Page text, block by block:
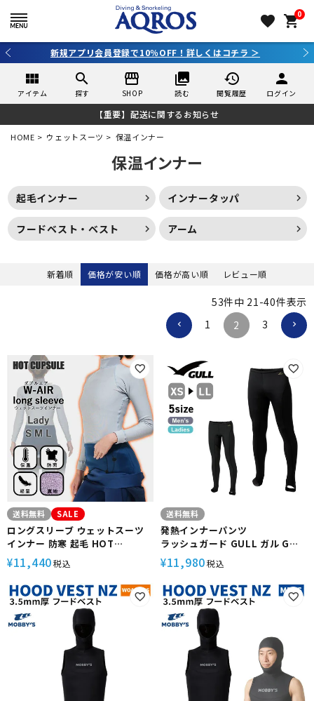
favorite 0
shopping_cart
3,980円（税込）以上のご購入で送料無料！
view_module
アイテム
search
探す
storefront
SHOP
collections
読む
history
閲覧履歴
person
ログイン
【重要】配送に関するお知らせ
HOME ウェットスーツ 保温インナー
保温インナー
起毛インナー インナータッパ
フードベスト・ベスト アーム
新着順 価格が安い順 価格が高い順 レビュー順
53件中 21-40件表示
1
2 3
送料無料 SALE
ロングスリーブ ウェットスーツ
インナー 防寒 起毛 HOT
CAPSULE ホットカプセル ダブ
ルエアー レディース サーフィン
ダイビング ラッシュガード 冬 保
温 グッズ ウィンターアイテム
¥11,440税込
送料無料
発熱インナーパンツ
ラッシュガード GULL ガル GW-
6522A 蓄熱 保温 ユニセックス
WarmdArt
¥11,980税込